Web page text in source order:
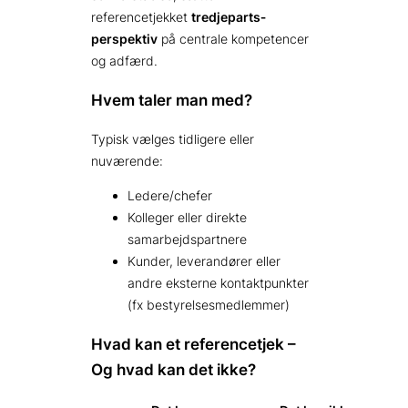
referencetjekket tredjeparts­
perspektiv på centrale kompetencer
og adfærd.
Hvem taler man med?
Typisk vælges tidligere eller
nuværende:
Ledere/chefer
Kolleger eller direkte
samarbejdspartnere
Kunder, leverandører eller
andre eksterne kontaktpunkter
(fx bestyrelsesmedlemmer)
Hvad kan et referencetjek –
Og hvad kan det ikke?